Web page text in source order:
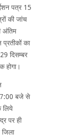
पत्र 15
की जांच
अंतिम
प्रतीकों का
दिसम्बर
7:00 बजे से
लिये
पर ही